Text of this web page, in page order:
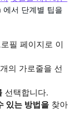
서 단계별 팁을
필 페이지로 이
의 가로줄을 선
선택합니다.
있는 방법을 찾아